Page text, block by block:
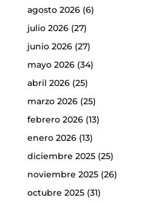
agosto 2026(6)
julio 2026(27)
junio 2026(27)
mayo 2026(34)
abril 2026(25)
marzo 2026(25)
febrero 2026(13)
enero 2026(13)
diciembre 2025(25)
noviembre 2025(26)
octubre 2025(31)